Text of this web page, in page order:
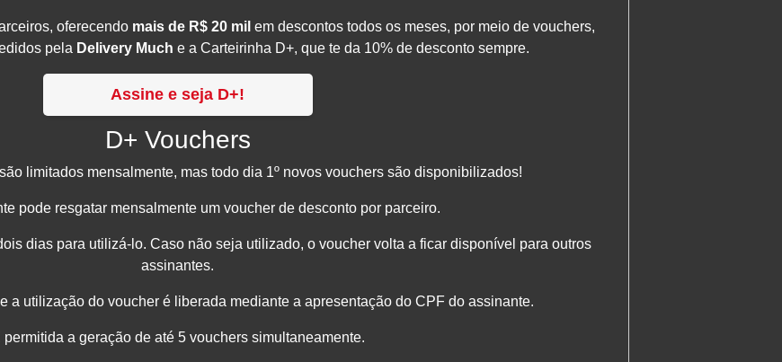
oferecendo mais de R$ 20 mil em descontos todos os meses, por meio de vouchers,
pela Delivery Much e a Carteirinha D+, que te da 10% de desconto sempre.
Assine e seja D+!
D+ Vouchers
limitados mensalmente, mas todo dia 1º novos vouchers são disponibilizados!
pode resgatar mensalmente um voucher de desconto por parceiro.
dias para utilizá-lo. Caso não seja utilizado, o voucher volta a ficar disponível para outros
assinantes.
a utilização do voucher é liberada mediante a apresentação do CPF do assinante.
permitida a geração de até 5 vouchers simultaneamente.